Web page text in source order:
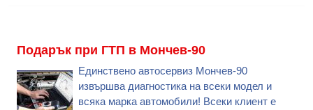
Подарък при ГТП в Мончев-90
Единствено автосервиз Мончев-90
извършва диагностика на всеки модел и
всяка марка автомобили! Всеки клиент е